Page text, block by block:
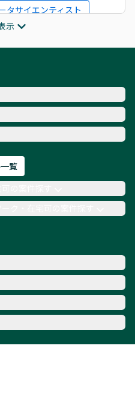
タサイエンティスト
ンサルタント
ナー
Ruby
AWS
示
覧
ク・在宅可の案件探す